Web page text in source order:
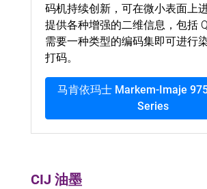
码机持续创新，可在微小表面上
提供各种增强的二维信息，包括
需要一种类型的编码集即可进行
打码。
马肯依玛士 Markem-Imaje
Series
CIJ 油墨